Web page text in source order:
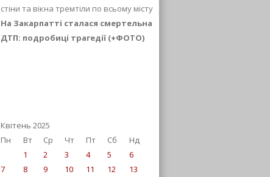
стіни та вікна тремтіли по всьому місту
На Закарпатті сталася смертельна
ДТП: подробиці трагедії (+ФОТО)
Квітень 2025
Пн
Вт Ср Чт Пт Сб
Нд
1
2 3 4 5
6
7
8 9 10 11 12
13